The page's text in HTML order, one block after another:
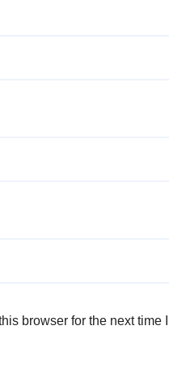
browser for the next time